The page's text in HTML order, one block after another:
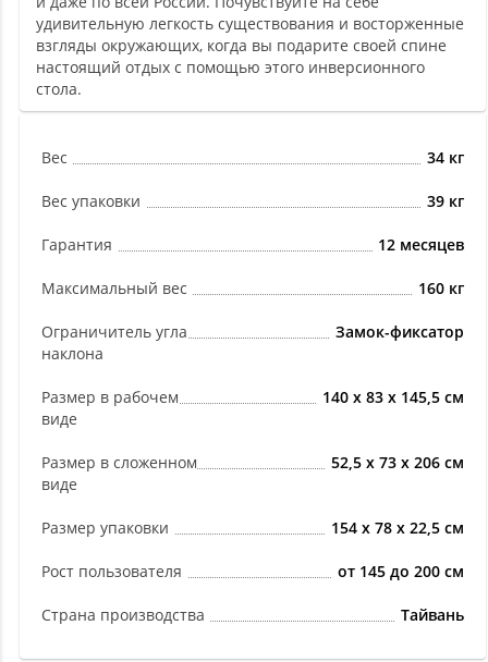
удивительную легкость существования и восторженные
взгляды окружающих, когда вы подарите своей спине
настоящий отдых с помощью этого инверсионного
стола.
Вес 34 кг
Вес упаковки 39 кг
Гарантия 12 месяцев
Максимальный вес 160 кг
Ограничитель угла
наклона
Замок-фиксатор
Размер в рабочем
виде
140 х 83 х 145,5 см
Размер в сложенном
виде
52,5 х 73 х 206 см
Размер упаковки 154 х 78 х 22,5 см
Рост пользователя от 145 до 200 см
Страна производства Тайвань